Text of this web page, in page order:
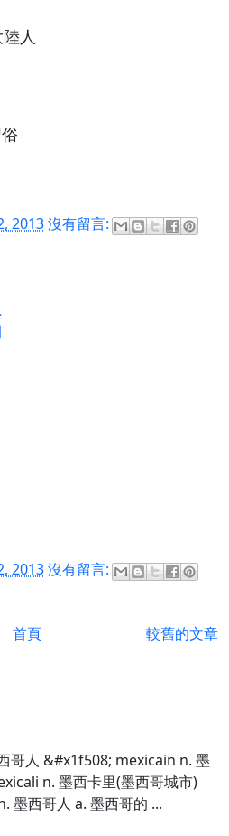
人
2013沒有留言:
2013沒有留言:
較舊的文章
首頁
哥人 &#x1f508; mexicain n. 墨
n. 墨西卡里(墨西哥城市)
墨西哥人 a. 墨西哥的 ...